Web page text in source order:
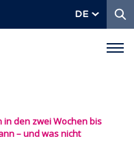
DE
den zwei Wochen bis
– und was nicht